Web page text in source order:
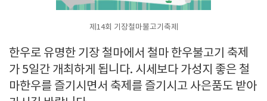
제14회 기장철마불고기축제
한우로 유명한 기장 철마에서 철마 한우불고기 축제
가 5일간 개최하게 됩니다. 시세보다 가성지 좋은 철
마한우를 즐기시면서 축제를 즐기시고 사은품도 받아